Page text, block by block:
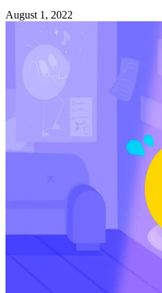
August 1, 2022